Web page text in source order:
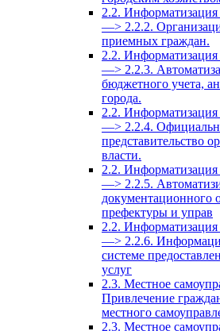
2.2. Информатизация
—> 2.2.2.
приемных граждан.
2.2. Информатизация
—> 2.2.3.
бюджетного учета,
города.
2.2. Информатизация
—> 2.2.4.
представительство
власти.
2.2. Информатизация
—> 2.2.5.
документационного
префектуры и управ
2.2. Информатизация
—> 2.2.6.
системе
услуг
2.3. Местное
Привлечение
местного
2.3. Местное